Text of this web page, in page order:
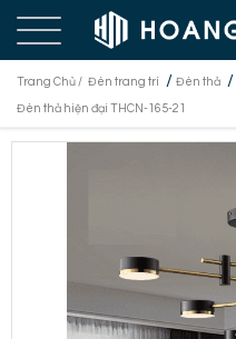
Trang Chủ / Đèn trang trí / Đèn thả /
Đèn thả hiện đại THCN-165-21